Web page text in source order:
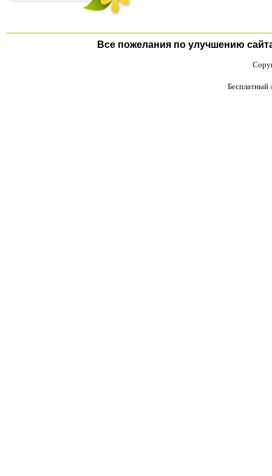
Все пожелания по улучшению
Бесплатный